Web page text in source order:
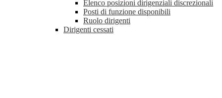
Elenco posizioni dirigenziali discrezionali
Posti di funzione disponibili
Ruolo dirigenti
Dirigenti cessati